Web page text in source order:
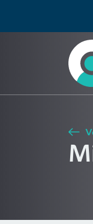
Seleccione país
Buscar